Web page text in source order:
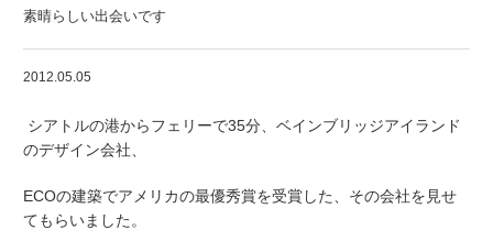
素晴らしい出会いです
2012.05.05
シアトルの港からフェリーで35分、ベインブリッジアイランド
のデザイン会社、
ECOの建築でアメリカの最優秀賞を受賞した、その会社を見せ
てもらいました。